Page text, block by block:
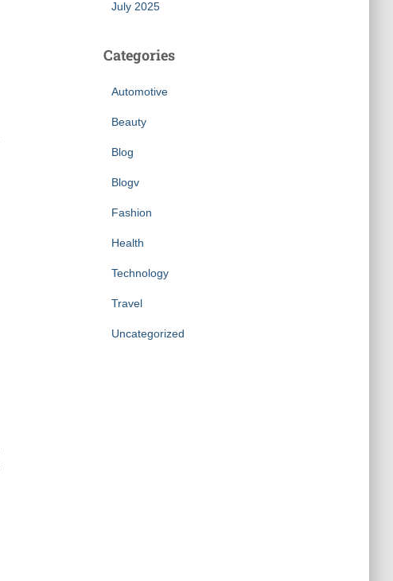
July 2025
Categories
Automotive
Beauty
Blog
Blogv
Fashion
Health
Technology
Travel
Uncategorized